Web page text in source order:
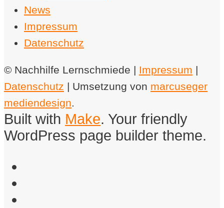
News
Impressum
Datenschutz
© Nachhilfe Lernschmiede | Impressum |
Datenschutz | Umsetzung von marcuseger
mediendesign.
Built with Make. Your friendly
WordPress page builder theme.